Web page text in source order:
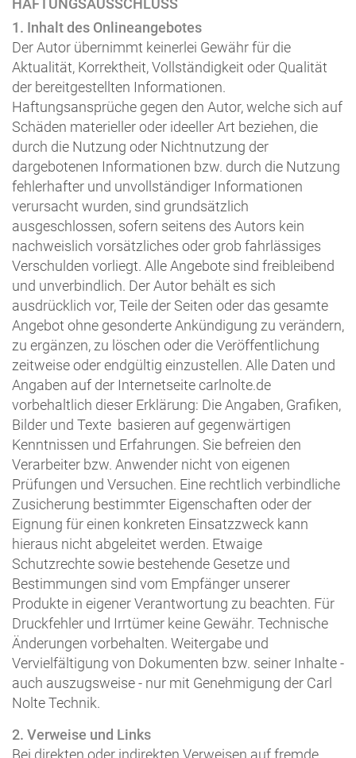
HAFTUNGSAUSSCHLUSS
1. Inhalt des Onlineangebotes
Der Autor übernimmt keinerlei Gewähr für die
Aktualität, Korrektheit, Vollständigkeit oder Qualität
der bereitgestellten Informationen.
Haftungsansprüche gegen den Autor, welche sich auf
Schäden materieller oder ideeller Art beziehen, die
durch die Nutzung oder Nichtnutzung der
dargebotenen Informationen bzw. durch die Nutzung
fehlerhafter und unvollständiger Informationen
verursacht wurden, sind grundsätzlich
ausgeschlossen, sofern seitens des Autors kein
nachweislich vorsätzliches oder grob fahrlässiges
Verschulden vorliegt. Alle Angebote sind freibleibend
und unverbindlich. Der Autor behält es sich
ausdrücklich vor, Teile der Seiten oder das gesamte
Angebot ohne gesonderte Ankündigung zu verändern,
zu ergänzen, zu löschen oder die Veröffentlichung
zeitweise oder endgültig einzustellen. Alle Daten und
Angaben auf der Internetseite carlnolte.de
vorbehaltlich dieser Erklärung: Die Angaben, Grafiken,
Bilder und Texte basieren auf gegenwärtigen
Kenntnissen und Erfahrungen. Sie befreien den
Verarbeiter bzw. Anwender nicht von eigenen
Prüfungen und Versuchen. Eine rechtlich verbindliche
Zusicherung bestimmter Eigenschaften oder der
Eignung für einen konkreten Einsatzzweck kann
hieraus nicht abgeleitet werden. Etwaige
Schutzrechte sowie bestehende Gesetze und
Bestimmungen sind vom Empfänger unserer
Produkte in eigener Verantwortung zu beachten. Für
Druckfehler und Irrtümer keine Gewähr. Technische
Änderungen vorbehalten. Weitergabe und
Vervielfältigung von Dokumenten bzw. seiner Inhalte -
auch auszugsweise - nur mit Genehmigung der Carl
Nolte Technik.
2. Verweise und Links
Bei direkten oder indirekten Verweisen auf fremde